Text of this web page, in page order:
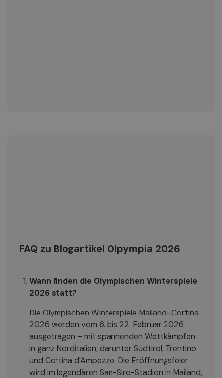
FAQ zu Blogartikel Olpympia 2026
Wann finden die Olympischen Winterspiele
2026 statt?
Die Olympischen Winterspiele Mailand–Cortina
2026 werden vom 6. bis 22. Februar 2026
ausgetragen – mit spannenden Wettkämpfen
in ganz Norditalien, darunter Südtirol, Trentino
und Cortina d'Ampezzo. Die Eröffnungsfeier
wird im legendären San-Siro-Stadion in Mailand,